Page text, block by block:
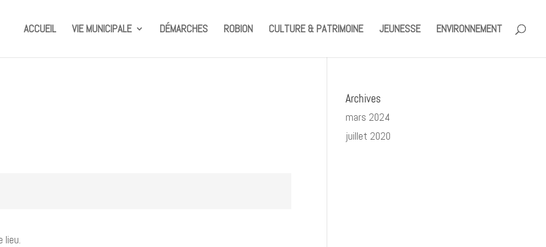
ACCUEIL VIE MUNICIPALE DÉMARCHES ROBION CULTURE & PATRIMOINE JEUNESSE ENVIRONNEMENT
lieu.
Archives
mars 2024
juillet 2020